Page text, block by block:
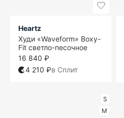
Heartz
Худи «Waveform» Boxy-
Fit светло-песочное
16 840 ₽
4 210 ₽в Сплит
S
M